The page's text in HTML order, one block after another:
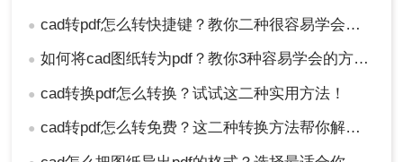
● cad转pdf怎么转快捷键？教你二种很容易学会的方法！
● 如何将cad图纸转为pdf？教你3种容易学会的方法!
● cad转换pdf怎么转换？试试这二种实用方法！
● cad转pdf怎么转免费？这二种转换方法帮你解决！